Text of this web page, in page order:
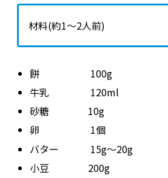
材料(約1〜2人前)
餅 100g
牛乳 120ml
砂糖 10g
卵 1個
バター 15g〜20g
小豆 200g